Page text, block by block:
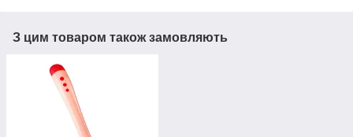
З цим товаром також замовляють